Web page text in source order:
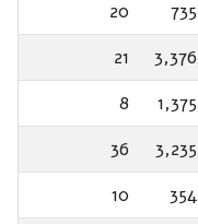
735
20
3,376
21
1,375
8
3,235
36
354
10